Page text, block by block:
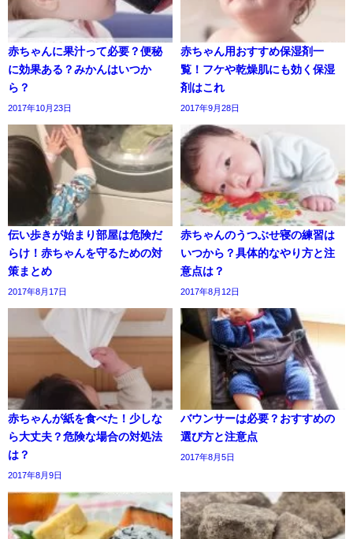
赤ちゃんに果汁って必要？便秘
に効果ある？みかんはいつか
ら？
2017年10月23日
赤ちゃん用おすすめ保湿剤一
覧！フケや乾燥肌にも効く保湿
剤はこれ
2017年9月28日
伝い歩きが始まり部屋は危険だ
らけ！赤ちゃんを守るための対
策まとめ
2017年8月17日
赤ちゃんのうつぶせ寝の練習は
いつから？具体的なやり方と注
意点は？
2017年8月12日
赤ちゃんが紙を食べた！少しな
ら大丈夫？危険な場合の対処法
は？
2017年8月9日
バウンサーは必要？おすすめの
選び方と注意点
2017年8月5日